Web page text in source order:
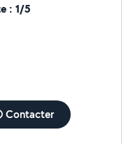
: 1/5
Contacter